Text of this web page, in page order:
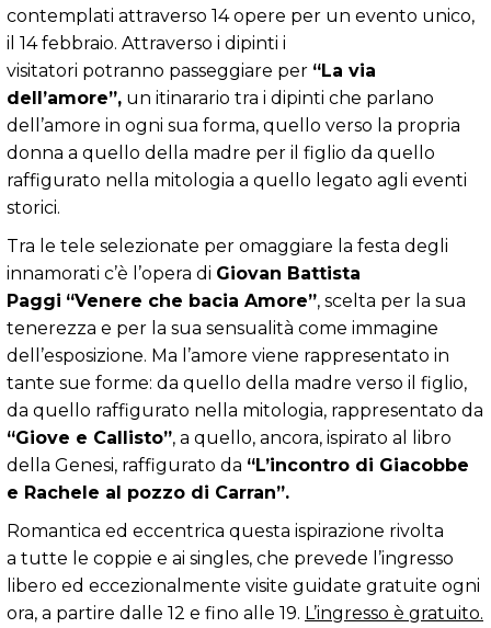
contemplati attraverso 14 opere per un evento unico,
il 14 febbraio. Attraverso i dipinti i
visitatori potranno passeggiare per “La via
dell’amore”, un itinarario tra i dipinti che parlano
dell’amore in ogni sua forma, quello verso la propria
donna a quello della madre per il figlio da quello
raffigurato nella mitologia a quello legato agli eventi
storici.
Tra le tele selezionate per omaggiare la festa degli
innamorati c’è l’opera di Giovan Battista
Paggi “Venere che bacia Amore”, scelta per la sua
tenerezza e per la sua sensualità come immagine
dell’esposizione. Ma l’amore viene rappresentato in
tante sue forme: da quello della madre verso il figlio,
da quello raffigurato nella mitologia, rappresentato da
“Giove e Callisto”, a quello, ancora, ispirato al libro
della Genesi, raffigurato da “L’incontro di Giacobbe
e Rachele al pozzo di Carran”.
Romantica ed eccentrica questa ispirazione rivolta
a tutte le coppie e ai singles, che prevede l’ingresso
libero ed eccezionalmente visite guidate gratuite ogni
ora, a partire dalle 12 e fino alle 19. L’ingresso è gratuito.